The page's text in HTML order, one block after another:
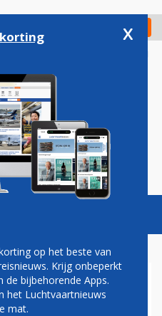
Check in
Vacatures
x
op het beste van
Krijg onbeperkt
bijbehorende Apps.
het Luchtvaartnieuws
mat.